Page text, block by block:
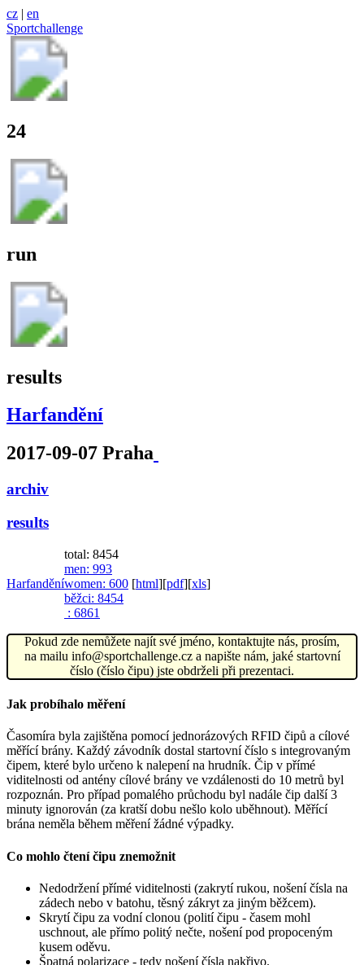
cz | en
Sportchallenge
24
run
results
Harfandění
2017-09-07 Praha
archiv
results
Harfandění
total: 8454
men: 993
women: 600
běžci: 8454
: 6861
[html][pdf][xls]
Pokud zde nemůžete najít své jméno, kontaktujte nás, prosím,
na mailu info@sportchallenge.cz a napište nám, jaké startovní
číslo (číslo čipu) jste obdrželi při prezentaci.
Jak probíhalo měření
Časomíra byla zajištěna pomocí jednorázových RFID čipů a cílové
měřící brány. Každý závodník dostal startovní číslo s integrovaným
čipem, které bylo určeno k nalepení na hrudník. Čip v přímé
viditelnosti od antény cílové brány ve vzdálenosti do 10 metrů byl
rozpoznán. Pro případ pomalého průchodu byl nadále čip další 3
minuty ignorován (za kratší dobu nešlo kolo uběhnout). Měřící
brána neměla během měření žádné výpadky.
Co mohlo čtení čipu znemožnit
Nedodržení přímé viditelnosti (zakrytí rukou, nošení čísla na
zádech nebo v batohu, těsný zákryt za jiným běžcem).
Skrytí čipu za vodní clonou (polití čipu - časem mohl
uschnout, ale přímo politý nečte, nošení pod propoceným
kusem oděvu.
Špatná polarizace - tedy nošení čísla nakřivo.